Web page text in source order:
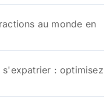
au monde en
s'expatrier : optimisez